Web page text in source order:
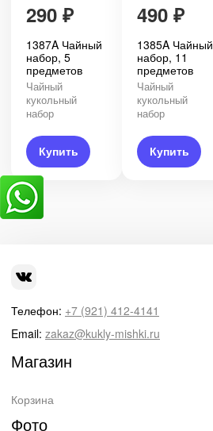
290 ₽
1387A Чайный
набор, 5
предметов
Чайный
кукольный
набор
Купить
490 ₽
1385A Чайный
набор, 11
предметов
Чайный
кукольный
набор
Купить
Телефон: +7 (921) 412-4141
Email: zakaz@kukly-mishki.ru
Магазин
Корзина
Фото